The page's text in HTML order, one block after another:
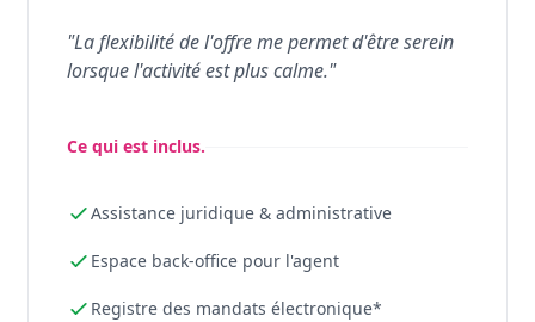
"La flexibilité de l'offre me permet d'être serein
lorsque l'activité est plus calme."
Ce qui est inclus.
Assistance juridique & administrative
Espace back-office pour l'agent
Registre des mandats électronique*